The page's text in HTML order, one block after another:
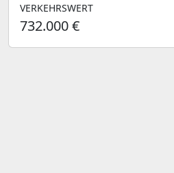
VERKEHRSWERT
732.000 €